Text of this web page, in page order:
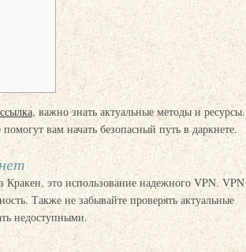
, важно знать актуальные методы и ресурсы.
вам начать безопасный путь в даркнете.
Кракен, это использование надежного VPN. VPN
Также не забывайте проверять актуальные
недоступными.